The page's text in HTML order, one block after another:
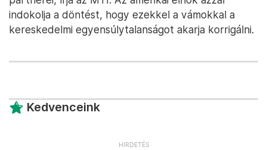
indokolja a döntést, hogy ezekkel a vámokkal a
kereskedelmi egyensúlytalanságot akarja korrigálni.
Kedvenceink